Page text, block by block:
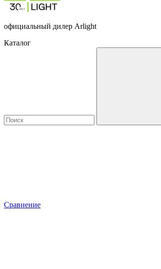
официальный дилер Arlight
Каталог
Сравнение